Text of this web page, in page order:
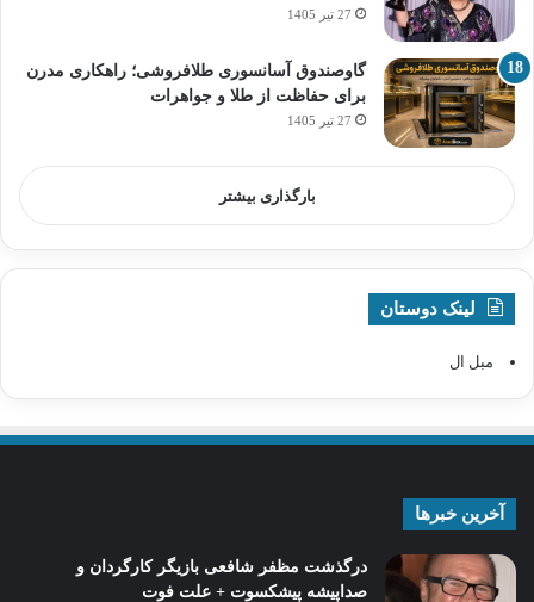
27 تیر 1405
گاوصندوق آسانسوری طلافروشی؛ راهکاری مدرن
برای حفاظت از طلا و جواهرات
27 تیر 1405
بارگذاری بیشتر
لینک دوستان
مبل ال
آخرین خبرها
درگذشت مظفر شافعی بازیگر کارگردان و
صداپیشه پیشکسوت + علت فوت